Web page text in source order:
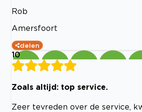
Rob
Amersfoort
delen
10
Zoals altijd: top service.
Zeer tevreden over de service,